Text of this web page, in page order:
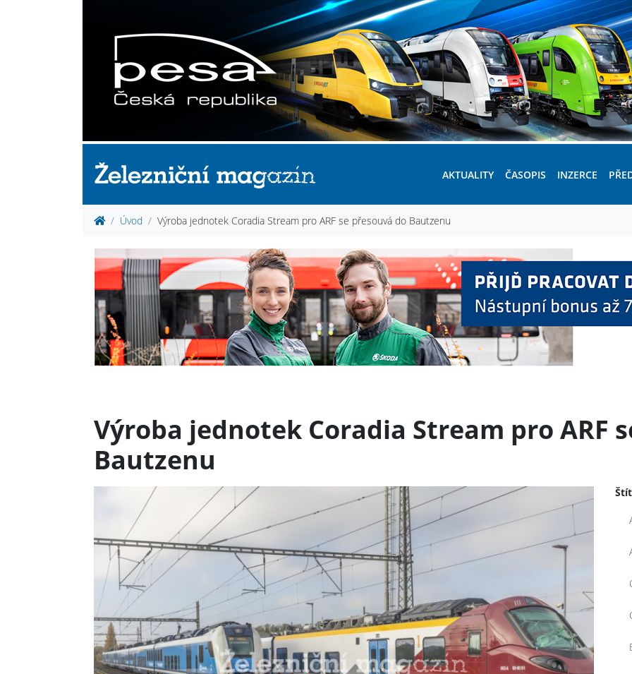
AKTUALITY ČASOPIS INZERCE
Úvod Výroba jednotek Coradia Stream pro ARF se přesouvá do Bautzenu
Výroba jednotek Coradia Stream pro ARF
Bautzenu